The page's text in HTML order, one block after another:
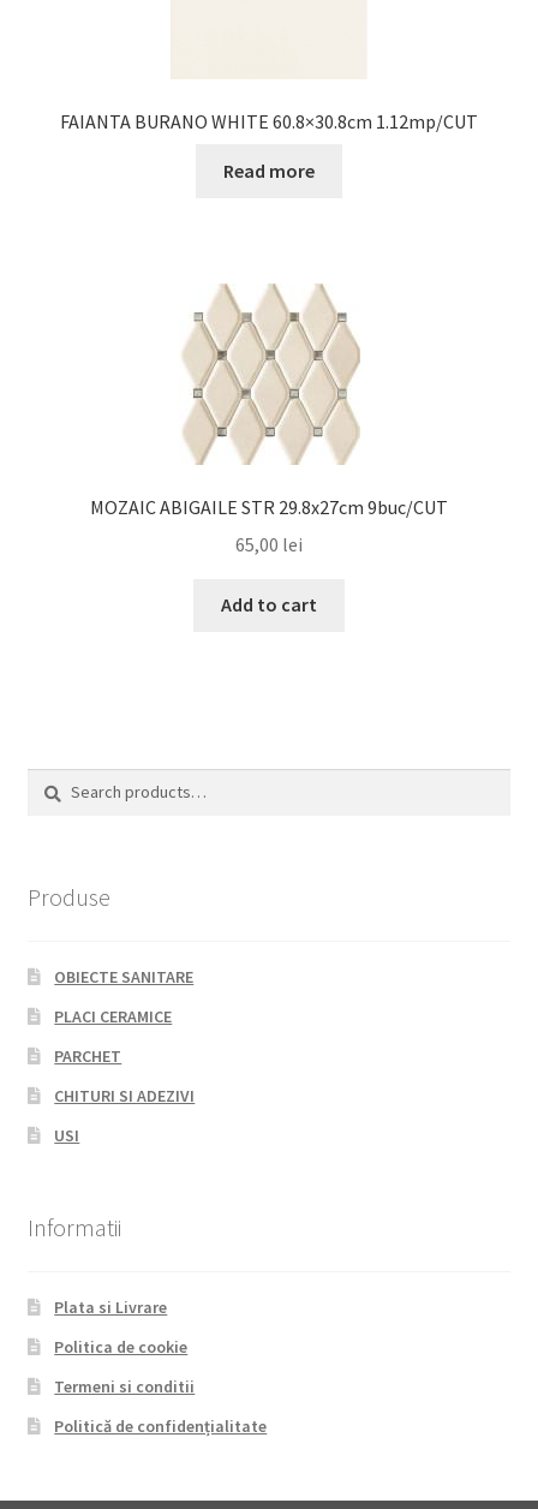
FAIANTA BURANO WHITE 60.8×30.8cm 1.12mp/CUT
Read more
MOZAIC ABIGAILE STR 29.8x27cm 9buc/CUT
65,00 lei
Add to cart
Search
Search
Produse
OBIECTE SANITARE
PLACI CERAMICE
PARCHET
CHITURI SI ADEZIVI
USI
Informatii
Plata si Livrare
Politica de cookie
Termeni si conditii
Politică de confidențialitate